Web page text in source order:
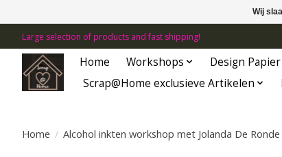
Large selection of products and fast shipping!
Home Workshops Design Papier
Scrap@Home exclusieve Artikelen
Home / Alcohol inkten workshop met Jolanda De
Wij